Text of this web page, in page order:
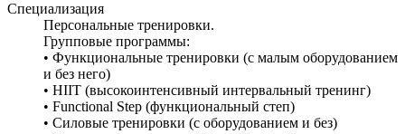
Специализация
Персональные тренировки.
Групповые программы:
• Функциональные тренировки (с малым оборудованием
и без него)
• HIIT (высокоинтенсивный интервальный тренинг)
• Functional Step (функциональный степ)
• Силовые тренировки (с оборудованием и без)